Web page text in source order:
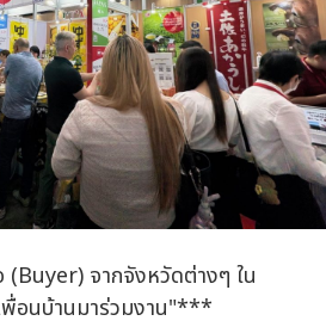
จากจังหวัดต่างๆ ใน
พื่อนบ้านมาร่วมงาน"***